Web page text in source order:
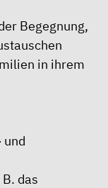
Begegnung,
in ihrem
und
das